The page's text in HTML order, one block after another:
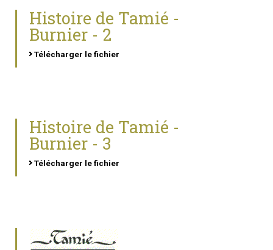
Histoire de Tamié -
Burnier - 2
Télécharger le fichier
Histoire de Tamié -
Burnier - 3
Télécharger le fichier